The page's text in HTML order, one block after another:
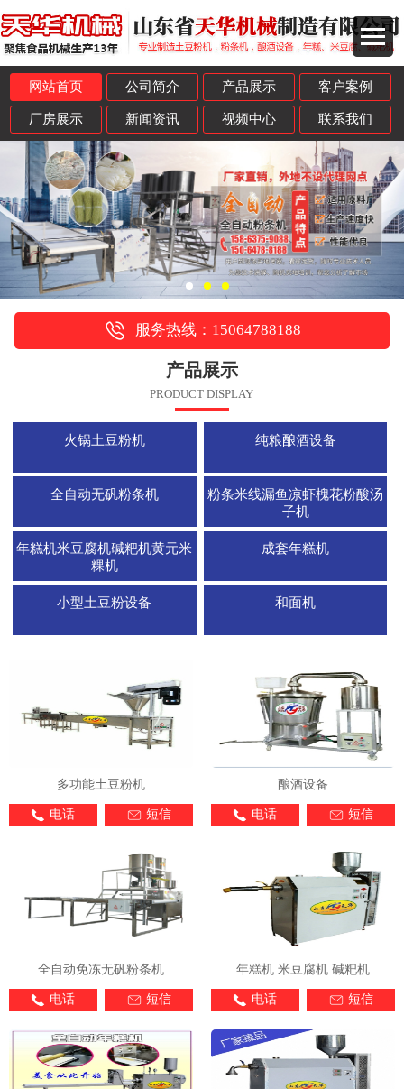
网站首页 公司简介 产品展示 客户案例
厂房展示 新闻资讯 视频中心 联系我们
服务热线：15064788188
产品展示
PRODUCT DISPLAY
火锅土豆粉机 纯粮酿酒设备
全自动无矾粉条机
粉条米线漏鱼凉虾槐花粉酸汤
子机
年糕机米豆腐机碱粑机黄元米
粿机
成套年糕机
小型土豆粉设备 和面机
多功能土豆粉机
电话 短信
酿酒设备
电话 短信
全自动免冻无矾粉条机
电话 短信
年糕机 米豆腐机 碱粑机
电话 短信